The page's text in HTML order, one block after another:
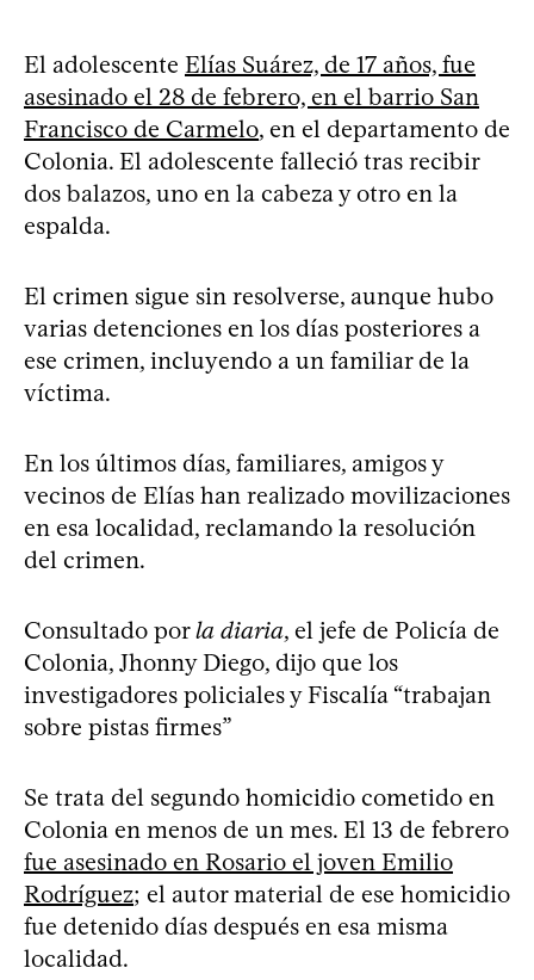
El adolescente Elías Suárez, de 17 años, fue
asesinado el 28 de febrero, en el barrio San
Francisco de Carmelo, en el departamento de
Colonia. El adolescente falleció tras recibir
dos balazos, uno en la cabeza y otro en la
espalda.
El crimen sigue sin resolverse, aunque hubo
varias detenciones en los días posteriores a
ese crimen, incluyendo a un familiar de la
víctima.
En los últimos días, familiares, amigos y
vecinos de Elías han realizado movilizaciones
en esa localidad, reclamando la resolución
del crimen.
Consultado porla diaria, el jefe de Policía de
Colonia, Jhonny Diego, dijo que los
investigadores policiales y Fiscalía “trabajan
sobre pistas firmes”
Se trata del segundo homicidio cometido en
Colonia en menos de un mes. El 13 de febrero
fue asesinado en Rosario el joven Emilio
Rodríguez; el autor material de ese homicidio
fue detenido días después en esa misma
localidad.